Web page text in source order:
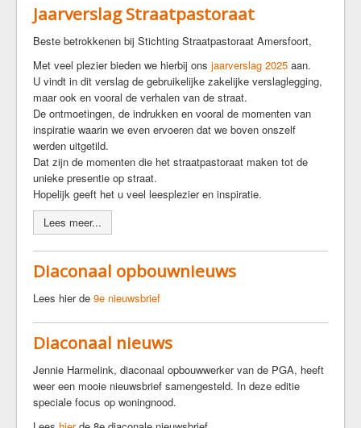
Documenten
Recente preken
Orde van dienst
Beleidsplan
Nieuwsbrieven
Vitaliteitsscan
Financiën
Toekomstvisie
Login
Contact
Muziek op de Berg
Film op de Berg
Amersfoortse Bergrede
Stichting Amersfoortse Bergkapel
Jaarverslag Straatpastoraat
Beste betrokkenen bij Stichting Straatpastoraat Amersfoort,
Met veel plezier bieden we hierbij ons jaarverslag 2025 aan.
U vindt in dit verslag de gebruikelijke zakelijke verslaglegging,
maar ook en vooral de verhalen van de straat.
De ontmoetingen, de indrukken en vooral de momenten van
inspiratie waarin we even ervoeren dat we boven onszelf
werden uitgetild.
Dat zijn de momenten die het straatpastoraat maken tot de
unieke presentie op straat.
Hopelijk geeft het u veel leesplezier en inspiratie.
Lees meer...
Diaconaal opbouwnieuws
Lees hier de 9e nieuwsbrief
Diaconaal nieuws
Jennie Harmelink, diaconaal opbouwwerker van de PGA, heeft
weer een mooie nieuwsbrief samengesteld. In deze editie
speciale focus op woningnood.